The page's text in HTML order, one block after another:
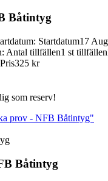
Båtintyg
: Startdatum17
: Antal tillfällen1 st tillfällen
Pris325 kr
som reserv!
prov - NFB Båtintyg"
Båtintyg